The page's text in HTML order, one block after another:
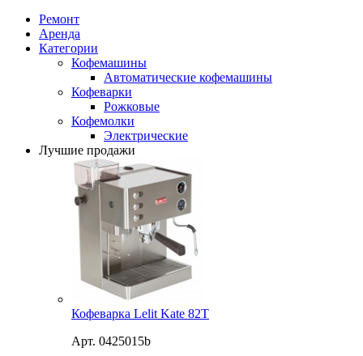
Ремонт
Аренда
Категории
Кофемашины
Автоматические кофемашины
Кофеварки
Рожковые
Кофемолки
Электрические
Лучшие продажи
Кофеварка Lelit Kate 82T
Арт. 0425015b